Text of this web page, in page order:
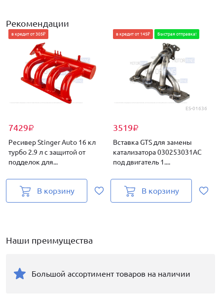
Рекомендации
7429₽
в кредит от 305₽
Ресивер Stinger Auto 16 кл
турбо 2.9 л с защитой от
подделок для...
В корзину
ES-01636
3519₽
в кредит от 145₽ Быстрая отправка!
Вставка GTS для замены
катализатора 030253031AC
под двигатель 1....
В корзину
Наши преимущества
Большой ассортимент товаров на наличии